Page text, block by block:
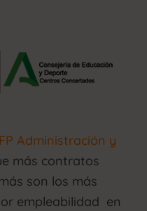
FP Administración y
más contratos
son los más
empleabilidad en